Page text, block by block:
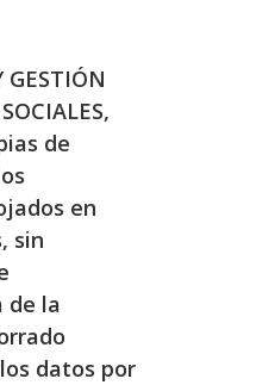
GESTIÓN
de
en
sin
de la
datos por